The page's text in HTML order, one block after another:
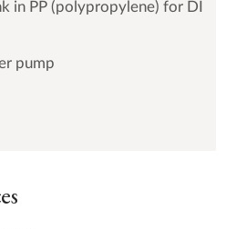
in PP (polypropylene) for DI
pump